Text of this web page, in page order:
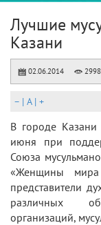
Лучшие
Казани
02.06.2014 2998
– | A| +
В городе
июня при
Союза
«Женщины
представители
различных
организаций,